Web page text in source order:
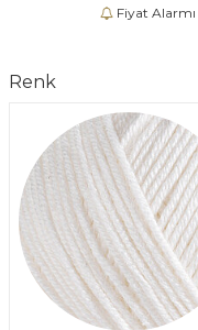
Fiyat Alarmı
Renk